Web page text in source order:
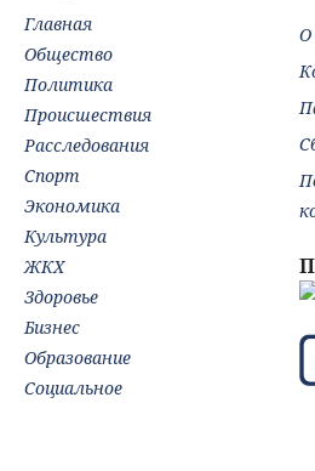
Главная
Общество
Политика
Происшествия
Расследования
Спорт
Экономика
Культура
ЖКХ
Здоровье
Бизнес
Образование
Социальное
О